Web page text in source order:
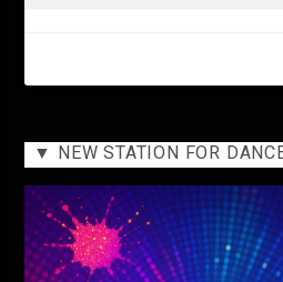
▼ NEW STATION FOR